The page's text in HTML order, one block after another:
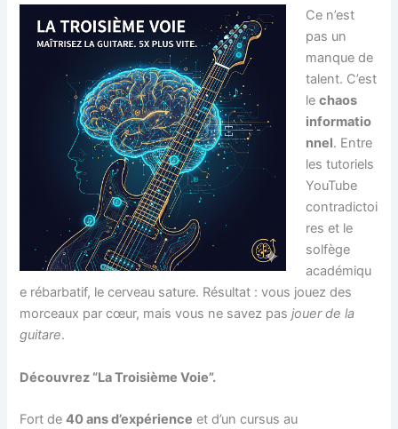
Ce n’est
pas un
manque de
talent. C’est
lechaos
informatio
nnel. Entre
les tutoriels
YouTube
contradictoi
res et le
solfège
académiqu
e rébarbatif, le cerveau sature. Résultat : vous jouez des
morceaux par cœur, mais vous ne savez pasjouer de la
guitare.
Découvrez “La Troisième Voie”.
Fort de40 ans d’expérience et d’un cursus au